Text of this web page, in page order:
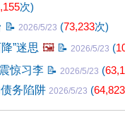
次)
📝 2026/5/23 (73,233次)
”迷思 🖼️ 📝 2026/5/23 (
惊习李 📝 2026/5/23 (
务陷阱 2026/5/23 (64,823